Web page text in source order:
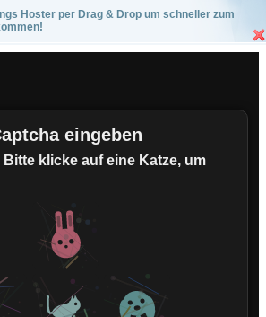
Hoster per Drag & Drop um schneller zum